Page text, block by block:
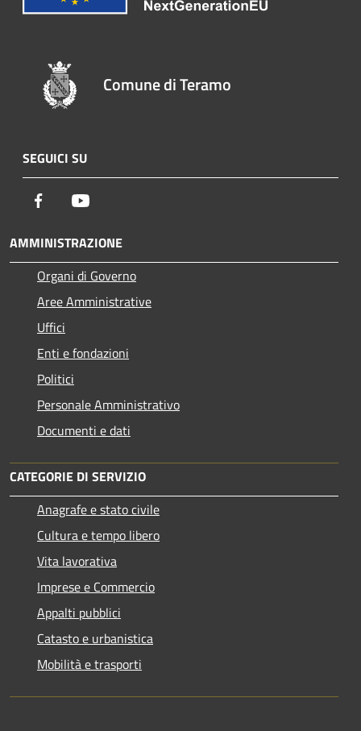
Comune di Teramo
SEGUICI SU
Facebook
AMMINISTRAZIONE
Organi di Governo
Aree Amministrative
Uffici
Enti e fondazioni
Politici
Personale Amministrativo
Documenti e dati
CATEGORIE DI SERVIZIO
Anagrafe e stato civile
Cultura e tempo libero
Vita lavorativa
Imprese e Commercio
Appalti pubblici
Catasto e urbanistica
Mobilità e trasporti